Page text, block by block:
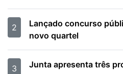
2
Lançado concurso
novo quartel
3 Junta apresenta três